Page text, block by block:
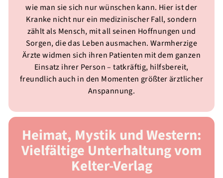
wie man sie sich nur wünschen kann. Hier ist der
Kranke nicht nur ein medizinischer Fall, sondern
zählt als Mensch, mit all seinen Hoffnungen und
Sorgen, die das Leben ausmachen. Warmherzige
Ärzte widmen sich ihren Patienten mit dem ganzen
Einsatz ihrer Person – tatkräftig, hilfsbereit,
freundlich auch in den Momenten größter ärztlicher
Anspannung.
Heimat, Mystik und Western:
Vielfältige Unterhaltung vom
Kelter-Verlag